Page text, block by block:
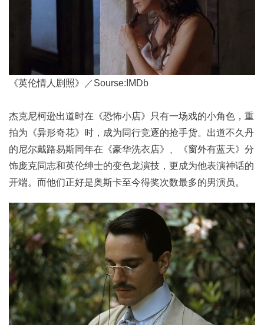
《英伦情人剧照》／Sourse:IMDb
杰克尼柯逊出道时在《恐怖小店》只有一场戏的小角色，重
拍为《异形奇花》时，成为同行竞逐的抢手货。出道不久丹
的尼尔戴路易斯同年在《豪华洗衣店》、《窗外有蓝天》分
饰庞克同志和英伦绅士的变色龙演技，更成为他表演神话的
开端。而他们正好是奥斯卡至今得奖次数最多的男演员。